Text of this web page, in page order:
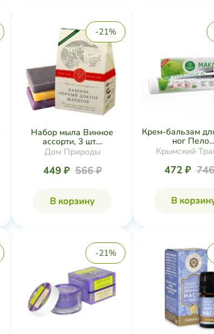
-21%
Набор мыла Винное
ассорти, 3 шт....
Дом Природы
449 ₽ 566 ₽
В корзину
Крем-бальзам
ног Пело...
Крымский
472 ₽
В
-21%